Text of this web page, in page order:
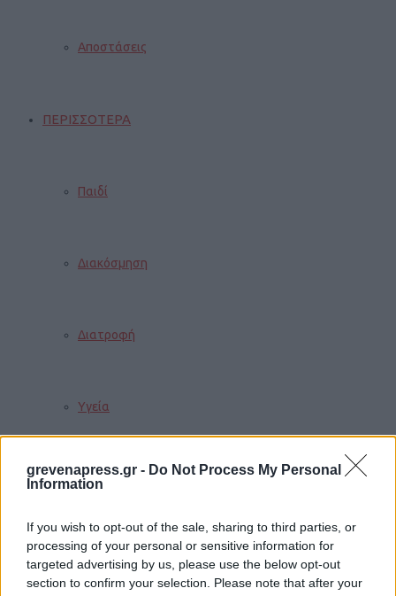
grevenapress.gr - Do Not Process My Personal
Information
If you wish to opt-out of the sale, sharing to third parties, or
processing of your personal or sensitive information for
targeted advertising by us, please use the below opt-out
section to confirm your selection. Please note that after your
Αποστάσεις
ΠΕΡΙΣΣΟΤΕΡΑ
Παιδί
Διακόσμηση
Διατροφή
Υγεία
Auto
Sexuality